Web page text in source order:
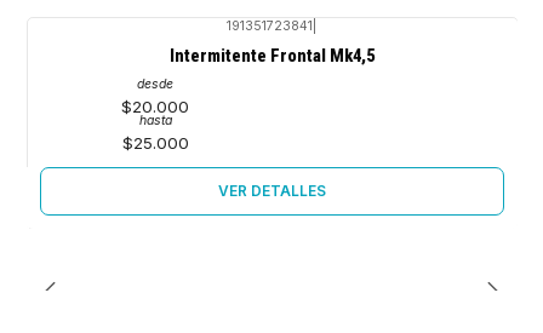
191351723841
Intermitente Frontal Mk4,5
desde
$20.000
hasta
$25.000
VER DETALLES